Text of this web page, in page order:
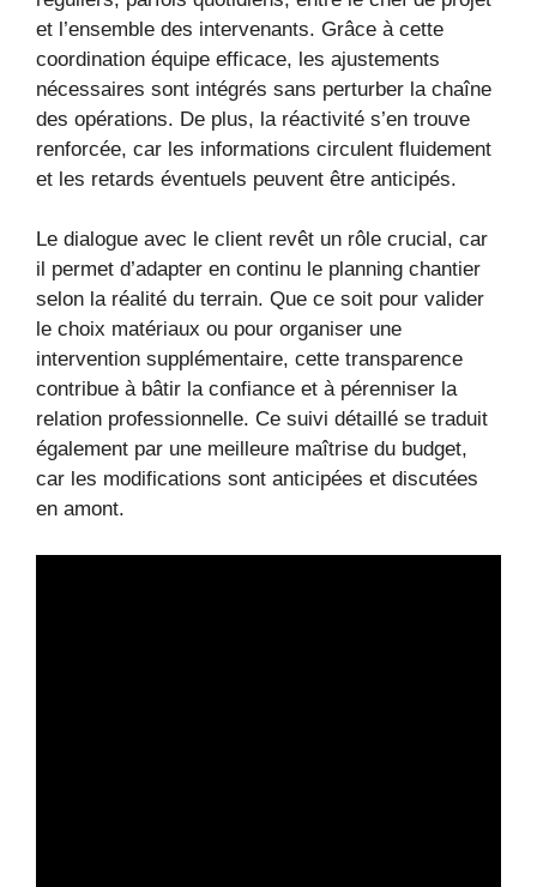
et l’ensemble des intervenants. Grâce à cette
coordination équipe efficace, les ajustements
nécessaires sont intégrés sans perturber la chaîne
des opérations. De plus, la réactivité s’en trouve
renforcée, car les informations circulent fluidement
et les retards éventuels peuvent être anticipés.
Le dialogue avec le client revêt un rôle crucial, car
il permet d’adapter en continu le planning chantier
selon la réalité du terrain. Que ce soit pour valider
le choix matériaux ou pour organiser une
intervention supplémentaire, cette transparence
contribue à bâtir la confiance et à pérenniser la
relation professionnelle. Ce suivi détaillé se traduit
également par une meilleure maîtrise du budget,
car les modifications sont anticipées et discutées
en amont.